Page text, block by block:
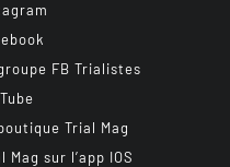
FB Trialistes
Trial Mag
Mag sur l’app IOS